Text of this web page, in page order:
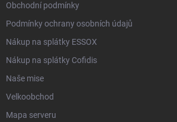
Obchodní podmínky
Podmínky ochrany osobních údajů
Nákup na splátky ESSOX
Nákup na splátky Cofidis
Naše mise
Velkoobchod
Mapa serveru